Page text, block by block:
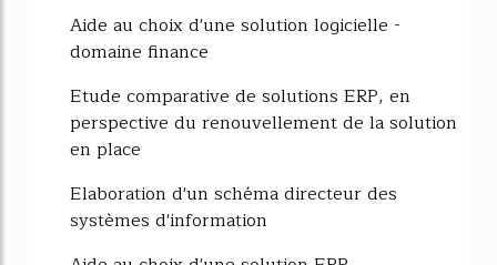
Aide au choix d'une solution logicielle -
domaine finance
Etude comparative de solutions ERP, en
perspective du renouvellement de la solution
en place
Elaboration d'un schéma directeur des
systèmes d'information